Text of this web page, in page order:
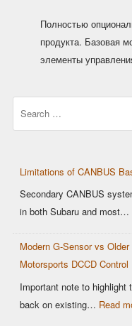
Полностью
продукта. Базовая
элементы
Limitations of CANBUS
Secondary CANBUS
in both Subaru and most…
Modern G-Sensor vs
Motorsports DCCD Control
Important note to highlight
back on existing… Read